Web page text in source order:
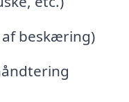
beskæring)